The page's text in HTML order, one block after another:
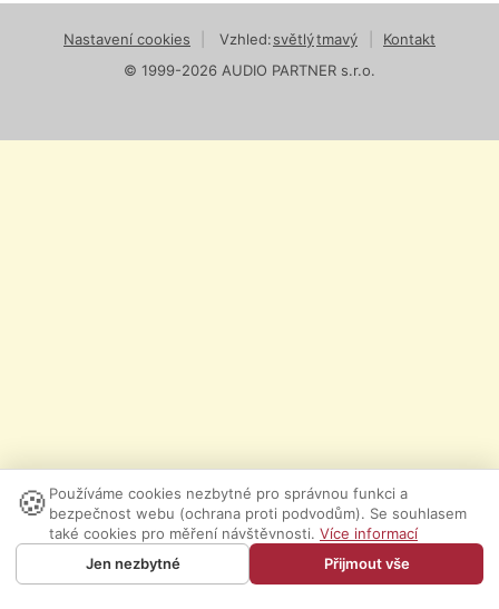
Nastavení cookies Vzhled:světlýtmavý
Kontakt
© 1999-2026 AUDIO PARTNER s.r.o.
🍪 Používáme cookies nezbytné pro správnou funkci a
bezpečnost webu (ochrana proti podvodům). Se souhlasem
také cookies pro měření návštěvnosti. Více informací
Jen nezbytné
Přijmout vše